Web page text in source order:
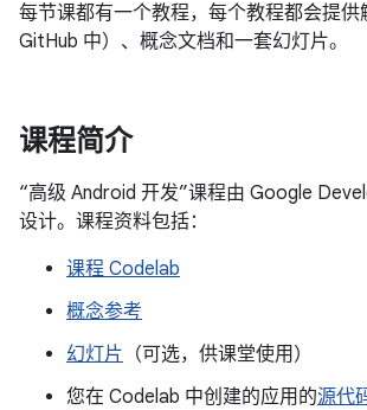
每节课都有一个教程，每个教程都会提供
GitHub 中）、概念文档和一套幻灯片。
课程简介
“高级 Android 开发”课程由 Google
设计。课程资料包括：
课程 Codelab
概念参考
幻灯片 （可选，供课堂使用）
您在 Codelab 中创建的应用的源代